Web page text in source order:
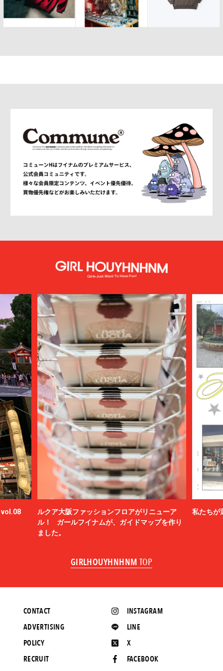
vol.08
ルクア大阪ファッションフロアがリニューア
ル！ ガールフイナムが、ガイドマップを作り
ました。
私たちが
GIRLHOUYHNHNM TOP
INSTAGRAM
LINE
X
FACEBOOK
CONTACT
ADVERTISING
POLICY
RECRUIT